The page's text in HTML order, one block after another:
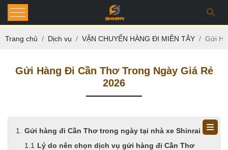
Trang chủ Dịch vụ VẬN CHUYỂN HÀNG ĐI MIỀN TÂY Gửi
Gửi Hàng Đi Cần Thơ Trong Ngày Giá Rẻ
2026
Gửi hàng đi Cần Thơ trong ngày tại nhà xe Shinrai
Lý do nên chọn dịch vụ gửi hàng đi Cần Thơ